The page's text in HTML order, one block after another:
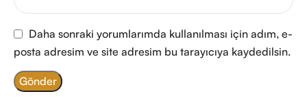
Daha sonraki yorumlarımda kullanılması için adım, e-
posta adresim ve site adresim bu tarayıcıya kaydedilsin.